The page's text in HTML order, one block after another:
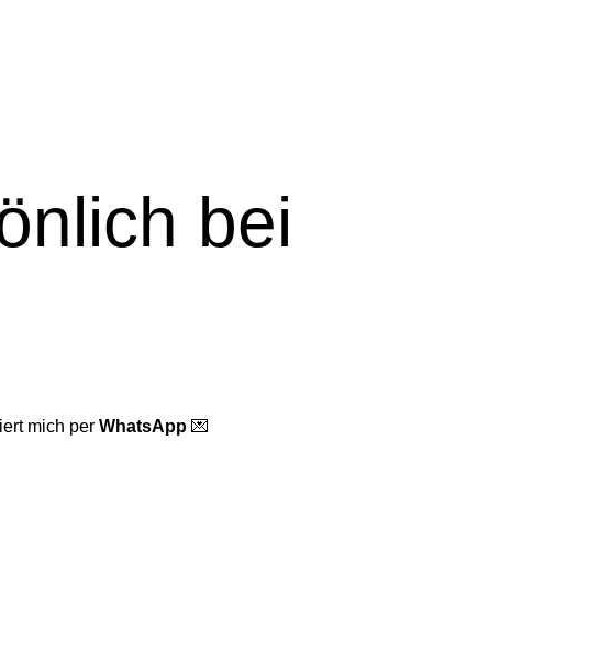
bei
mich per WhatsApp 💌